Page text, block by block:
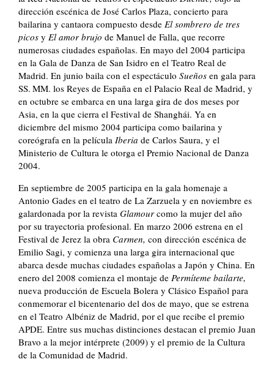
dirección escénica de José Carlos Plaza, concierto para
bailarina y cantaora compuesto desde El sombrero de tres
picos y El amor brujo de Manuel de Falla, que recorre
numerosas ciudades españolas. En mayo del 2004 participa
en la Gala de Danza de San Isidro en el Teatro Real de
Madrid. En junio baila con el espectáculo Sueños en gala para
SS. MM. los Reyes de España en el Palacio Real de Madrid, y
en octubre se embarca en una larga gira de dos meses por
Asia, en la que cierra el Festival de Shanghái. Ya en
diciembre del mismo 2004 participa como bailarina y
coreógrafa en la película Iberia de Carlos Saura, y el
Ministerio de Cultura le otorga el Premio Nacional de Danza
2004.
En septiembre de 2005 participa en la gala homenaje a
Antonio Gades en el teatro de La Zarzuela y en noviembre es
galardonada por la revista Glamour como la mujer del año
por su trayectoria profesional. En marzo 2006 estrena en el
Festival de Jerez la obra Carmen, con dirección escénica de
Emilio Sagi, y comienza una larga gira internacional que
abarca desde muchas ciudades españolas a Japón y China. En
enero del 2008 comienza el montaje de Permíteme bailarte,
nueva producción de Escuela Bolera y Clásico Español para
conmemorar el bicentenario del dos de mayo, que se estrena
en el Teatro Albéniz de Madrid, por el que recibe el premio
APDE. Entre sus muchas distinciones destacan el premio Juan
Bravo a la mejor intérprete (2009) y el premio de la Cultura
de la Comunidad de Madrid.